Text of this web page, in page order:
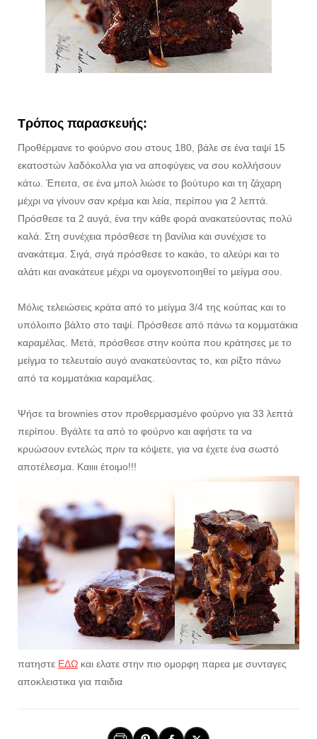
Τρόπος παρασκευής:
Προθέρμανε το φούρνο σου στους 180, βάλε σε ένα ταψί 15
εκατοστών λαδόκολλα για να αποφύγεις να σου κολλήσουν
κάτω. Έπειτα, σε ένα μπολ λιώσε το βούτυρο και τη ζάχαρη
μέχρι να γίνουν σαν κρέμα και λεία, περίπου για 2 λεπτά.
Πρόσθεσε τα 2 αυγά, ένα την κάθε φορά ανακατεύοντας πολύ
καλά. Στη συνέχεια πρόσθεσε τη βανίλια και συνέχισε το
ανακάτεμα. Σιγά, σιγά πρόσθεσε το κακάο, το αλεύρι και το
αλάτι και ανακάτευε μέχρι να ομογενοποιηθεί το μείγμα σου.
Μόλις τελειώσεις κράτα από το μείγμα 3/4 της κούπας και το
υπόλοιπο βάλτο στο ταψί. Πρόσθεσε από πάνω τα κομματάκια
καραμέλας. Μετά, πρόσθεσε στην κούπα που κράτησες με το
μείγμα το τελευταίο αυγό ανακατεύοντας το, και ρίξτο πάνω
από τα κομματάκια καραμέλας.
Ψήσε τα brownies στον προθερμασμένο φούρνο για 33 λεπτά
περίπου. Βγάλτε τα από το φούρνο και αφήστε τα να
κρυώσουν εντελώς πριν τα κόψετε, για να έχετε ένα σωστό
αποτέλεσμα. Καιιιι έτοιμο!!!
πατηστε ΕΔΩ και ελατε στην πιο ομορφη παρεα με συνταγες
αποκλειστικα για παιδια